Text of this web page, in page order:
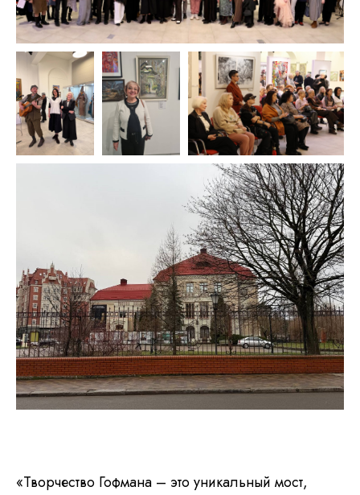
«Творчество Гофмана – это уникальный мост,